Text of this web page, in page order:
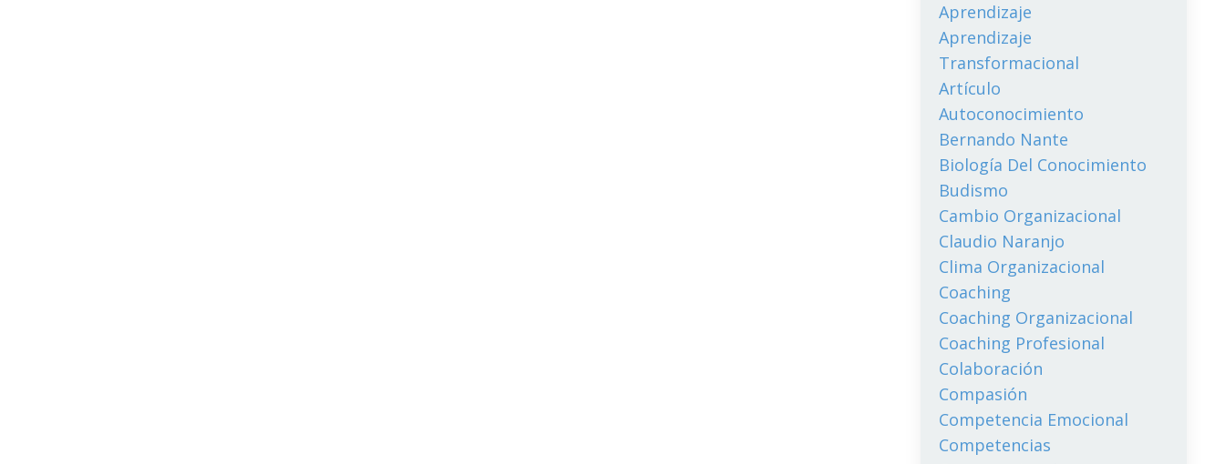
Aprendizaje
Aprendizaje
Transformacional
Artículo
Autoconocimiento
Bernando Nante
Biología Del Conocimiento
Budismo
Cambio Organizacional
Claudio Naranjo
Clima Organizacional
Coaching
Coaching Organizacional
Coaching Profesional
Colaboración
Compasión
Competencia Emocional
Competencias